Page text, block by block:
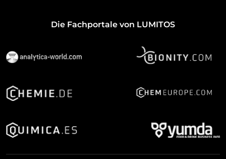
Die Fachportale von LUMITOS